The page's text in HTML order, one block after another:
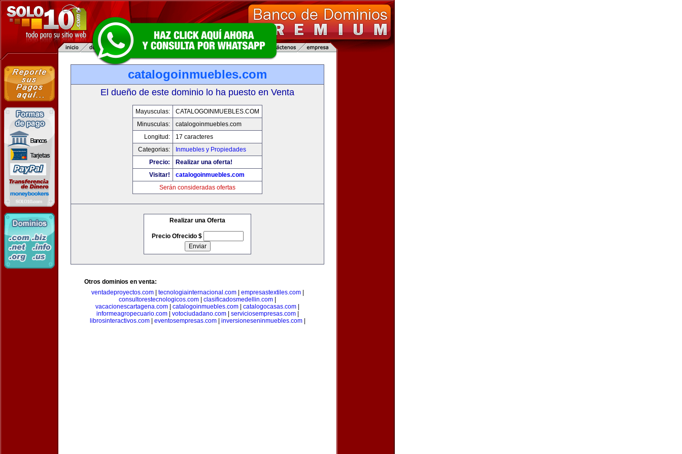
catalogoinmuebles.com
El dueño de este dominio lo ha puesto en Venta
Mayusculas:
CATALOGOINMUEBLES.COM
Minusculas:
catalogoinmuebles.com
Longitud:
17 caracteres
Categorias:
Inmuebles y Propiedades
Precio:
Realizar una oferta!
Visitar!
catalogoinmuebles.com
Serán consideradas ofertas
Realizar una Oferta
Precio Ofrecido $
Otros dominios en venta:
ventadeproyectos.com| tecnologiainternacional.com| empresastextiles.com|
consultorestecnologicos.com
clasificadosmedellin.com
vacacionescartagena.com
catalogoinmuebles.com catalogocasas.com
informeagropecuario.com| votociudadano.com| serviciosempresas.com|
librosinteractivos.com| eventosempresas.com| inversioneseninmuebles.com|